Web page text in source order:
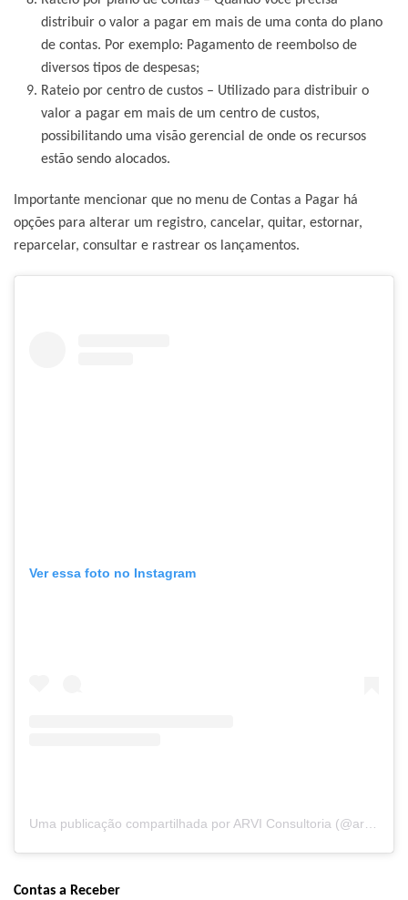
distribuir o valor a pagar em mais de uma conta do plano
de contas. Por exemplo: Pagamento de reembolso de
diversos tipos de despesas;
Rateio por centro de custos – Utilizado para distribuir o
valor a pagar em mais de um centro de custos,
possibilitando uma visão gerencial de onde os recursos
estão sendo alocados.
Importante mencionar que no menu de Contas a Pagar há
opções para alterar um registro, cancelar, quitar, estornar,
reparcelar, consultar e rastrear os lançamentos.
Ver essa foto no Instagram
Uma publicação compartilhada por ARVI Consultoria (@arviconsultoria)
Contas a Receber